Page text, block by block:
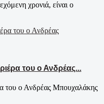
χρονιά, είναι ο
του ο Ανδρέας...
του ο Ανδρέας Μπουχαλάκης